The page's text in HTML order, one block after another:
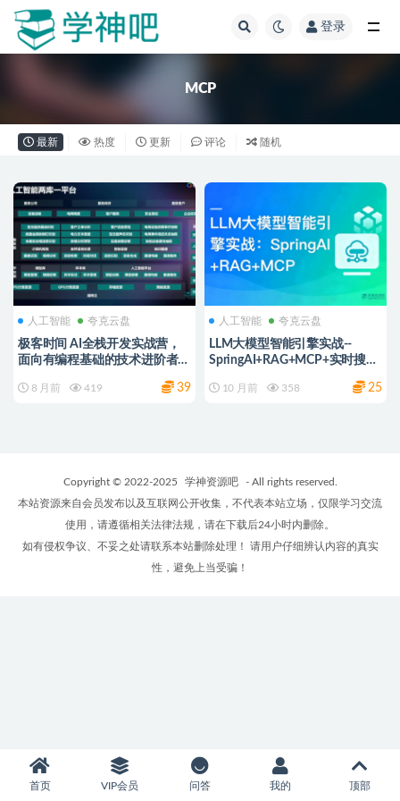
登录
MCP
最新 热度 更新 评论 随机
人工智能 夸克云盘
极客时间 AI全栈开发实战营，
面向有编程基础的技术进阶者与
8 月前 419 39
人工智能 夸克云盘
LLM大模型智能引擎实战--
SpringAI+RAG+MCP+实时搜索
前沿技术
10 月前 358 25
Copyright © 2022-2025 学神资源吧
- All rights reserved.
本站资源来自会员发布以及互联网公开收集，不代表本站立场，仅限学习交流
使用，请遵循相关法律法规，请在下载后24小时内删除。
如有侵权争议、不妥之处请联系本站删除处理！ 请用户仔细辨认内容的真实
性，避免上当受骗！
首页 VIP会员 问答 我的 顶部